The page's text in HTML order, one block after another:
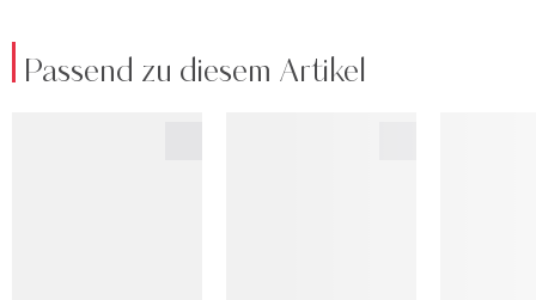
Passend zu diesem Artikel